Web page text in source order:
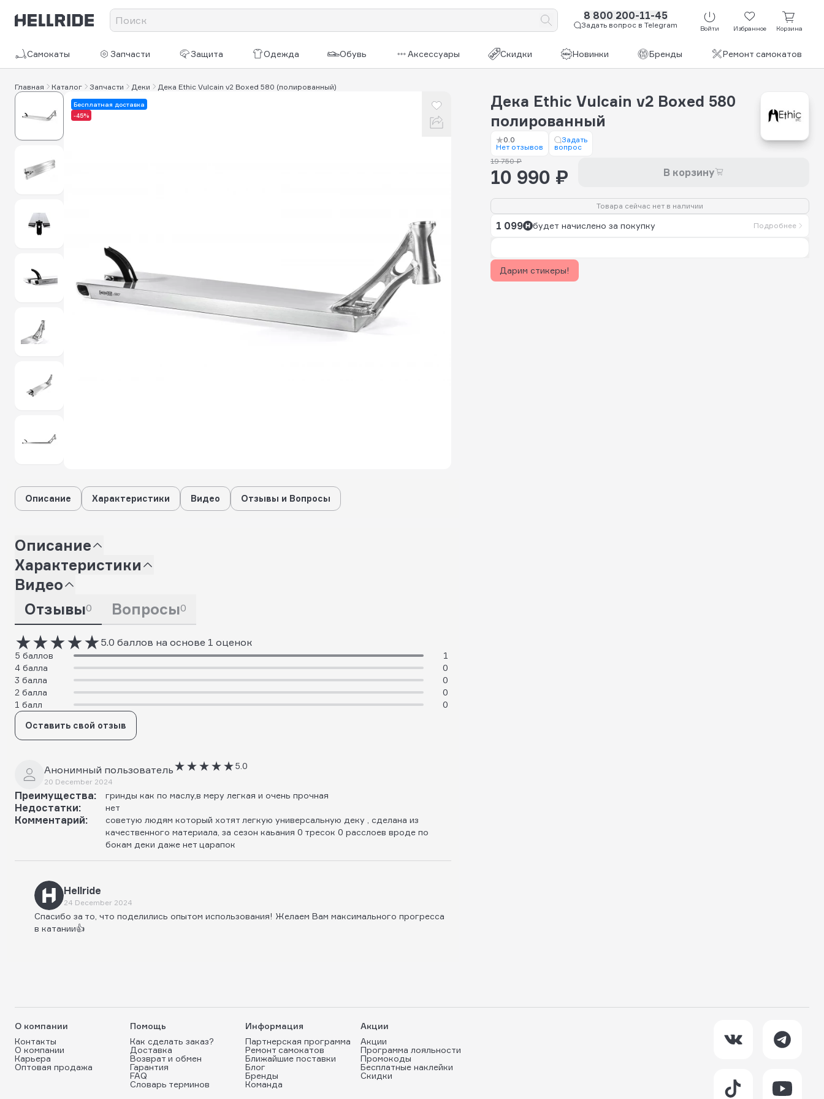
8 800 200-11-45
Задать вопрос в Telegram Войти Избранное Корзина
Самокаты Запчасти Защита Одежда Обувь Аксессуары Скидки Новинки Бренды Ремонт самокатов
Главная Каталог Запчасти Деки Дека Ethic Vulcain v2 Boxed 580 (полированный)
Бесплатная доставка
-45%
Дека Ethic Vulcain v2 Boxed 580
полированный
0.0
Нет отзывов
Задать
вопрос
19 750 ₽
10 990 ₽ В корзину
Товара сейчас нет в наличии
1 099 будет начислено за покупку Подробнее
Дарим стикеры!
Описание Характеристики Видео Отзывы и Вопросы
Описание
Характеристики
Видео
Отзывы0 Вопросы0
5.0 баллов на основе 1 оценок
5 баллов
1
4 балла
0
3 балла
0
2 балла
0
1 балл
0
Оставить свой отзыв
Анонимный пользователь
20 December 2024
5.0
Преимущества: гринды как по маслу,в меру легкая и очень прочная
Недостатки: нет
Комментарий:
советую людям который хотят легкую универсальную деку , сделана из
качественного материала, за сезон каьания 0 тресок 0 расслоев вроде по
бокам деки даже нет царапок
Hellride
24 December 2024
Спасибо за то, что поделились опытом использования! Желаем Вам максимального прогресса
в катании👍
О компании
Контакты
О компании
Карьера
Оптовая продажа
Помощь
Как сделать заказ?
Доставка
Возврат и обмен
Гарантия
FAQ
Словарь терминов
Информация
Партнерская программа
Ремонт самокатов
Ближайшие поставки
Блог
Бренды
Команда
Акции
Акции
Программа лояльности
Промокоды
Бесплатные наклейки
Скидки